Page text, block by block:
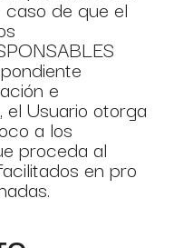
de que el
e
Usuario otorga
a los
proceda al
en pro